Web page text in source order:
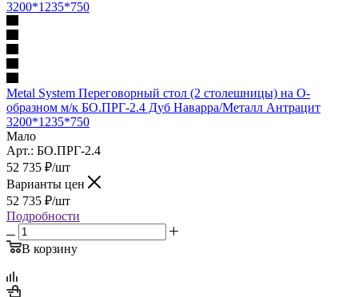
Metal System Переговорный стол (2 столешницы) на О-
образном м/к БО.ПРГ-2.4 Дуб Наварра/Металл Антрацит
3200*1235*750
Мало
Арт.: БО.ПРГ-2.4
52 735 ₽/шт
Варианты цен
52 735 ₽/шт
Подробности
В корзину